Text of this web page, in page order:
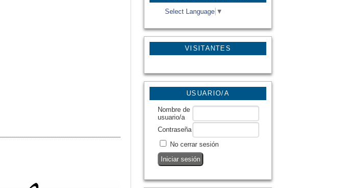
Select Language ▼
VISITANTES
USUARIO/A
Nombre de
usuario/a
Contraseña
No cerrar sesión